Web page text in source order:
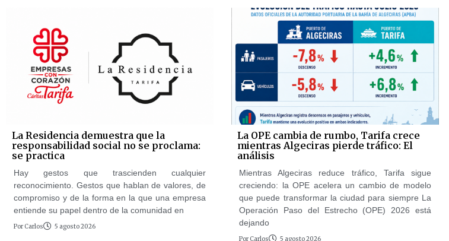
La Residencia demuestra que la
responsabilidad social no se proclama:
se practica
Hay gestos que trascienden cualquier
reconocimiento. Gestos que hablan de valores, de
compromiso y de la forma en la que una empresa
entiende su papel dentro de la comunidad en
Por Carlos 5 agosto 2026
La OPE cambia de rumbo, Tarifa crece
mientras Algeciras pierde tráfico: El
análisis
Mientras Algeciras reduce tráfico, Tarifa sigue
creciendo: la OPE acelera un cambio de modelo
que puede transformar la ciudad para siempre La
Operación Paso del Estrecho (OPE) 2026 está
dejando
Por Carlos 5 agosto 2026